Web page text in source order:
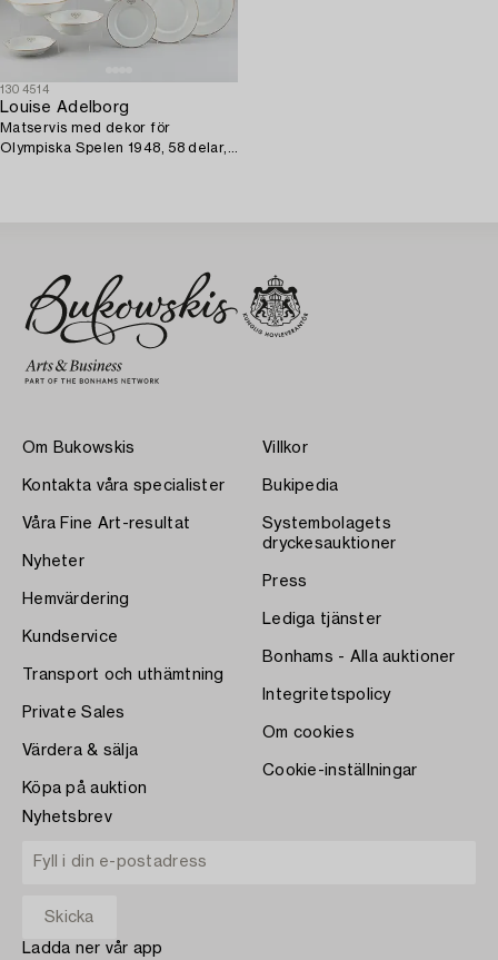
1304514
Louise Adelborg
Matservis med dekor för
Olympiska Spelen 1948, 58 delar,
Om Bukowskis
Kontakta våra specialister
Våra Fine Art-resultat
Nyheter
Hemvärdering
Kundservice
Transport och uthämtning
Private Sales
Värdera & sälja
Köpa på auktion
Villkor
Bukipedia
Systembolagets
dryckesauktioner
Press
Lediga tjänster
Bonhams - Alla auktioner
Integritetspolicy
Om cookies
Cookie-inställningar
Nyhetsbrev
Ladda ner vår app